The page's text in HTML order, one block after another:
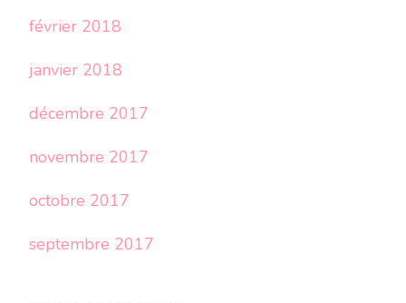
février 2018
janvier 2018
décembre 2017
novembre 2017
octobre 2017
septembre 2017